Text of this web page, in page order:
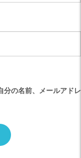
分の名前、メールアドレ